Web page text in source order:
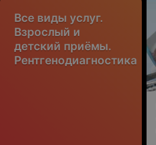
Все виды услуг.
Взрослый и
детский приёмы.
Рентгенодиагностика